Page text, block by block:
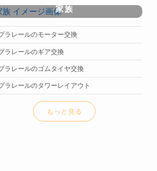
家族
family
ラレールのモーター交換
ラレールのギア交換
ラレールのゴムタイヤ交換
ラレールのタワーレイアウト
もっと見る